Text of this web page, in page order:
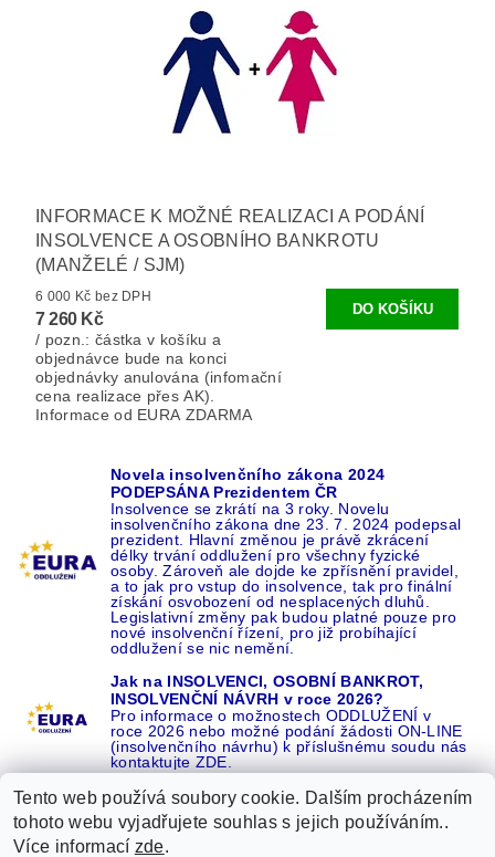
INFORMACE K MOŽNÉ REALIZACI A PODÁNÍ
INSOLVENCE A OSOBNÍHO BANKROTU
(MANŽELÉ / SJM)
6 000 Kč bez DPH
7 260 Kč
/ pozn.: částka v košíku a
objednávce bude na konci
objednávky anulována (infomační
cena realizace přes AK).
Informace od EURA ZDARMA
Novela insolvenčního zákona 2024
PODEPSÁNA Prezidentem ČR
Insolvence se zkrátí na 3 roky. Novelu
insolvenčního zákona dne 23. 7. 2024 podepsal
prezident. Hlavní změnou je právě zkrácení
délky trvání oddlužení pro všechny fyzické
osoby. Zároveň ale dojde ke zpřísnění pravidel,
a to jak pro vstup do insolvence, tak pro finální
získání osvobození od nesplacených dluhů.
Legislativní změny pak budou platné pouze pro
nové insolvenční řízení, pro již probíhající
oddlužení se nic nemění.
Jak na INSOLVENCI, OSOBNÍ BANKROT,
INSOLVENČNÍ NÁVRH v roce 2026?
Pro informace o možnostech ODDLUŽENÍ v
roce 2026 nebo možné podání žádosti ON-LINE
(insolvenčního návrhu) k příslušnému soudu nás
kontaktujte ZDE.
Tento web používá soubory cookie. Dalším procházením
tohoto webu vyjadřujete souhlas s jejich používáním..
Více informací zde.